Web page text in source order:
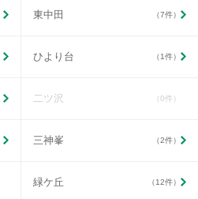
東中田 （7件）
ひより台 （1件）
二ツ沢 （0件）
三神峯 （2件）
緑ケ丘 （12件）